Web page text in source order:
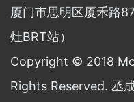
厦门市思明区厦禾路
灶BRT站）
Copyright © 2018
Rights Reserved. 丞